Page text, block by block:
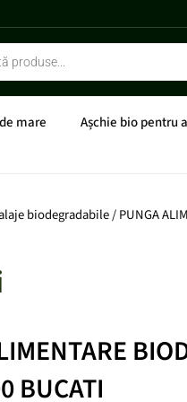
mare Așchie bio pentru
biodegradabile/ PUNGA
BUCATI